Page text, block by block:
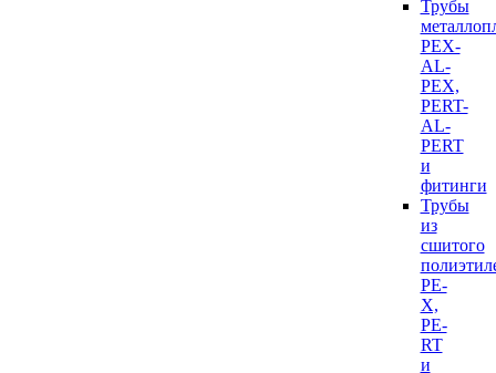
Трубы
PEX-
AL-
PEX,
PERT-
AL-
PERT
и
фитинги
Трубы
из
сшитого
PE-
X,
PE-
RT
и